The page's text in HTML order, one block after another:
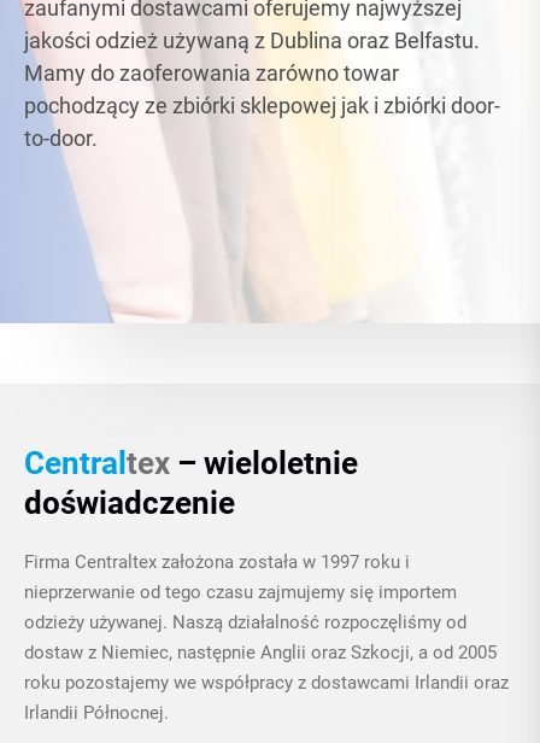
zaufanymi dostawcami oferujemy najwyższej
jakości odzież używaną z Dublina oraz Belfastu.
Mamy do zaoferowania zarówno towar
pochodzący ze zbiórki sklepowej jak i zbiórki door-
to-door.
Central tex – wieloletnie
doświadczenie
Firma Centraltex założona została w 1997 roku i
nieprzerwanie od tego czasu zajmujemy się importem
odzieży używanej. Naszą działalność rozpoczęliśmy od
dostaw z Niemiec, następnie Anglii oraz Szkocji, a od 2005
roku pozostajemy we współpracy z dostawcami Irlandii oraz
Irlandii Północnej.